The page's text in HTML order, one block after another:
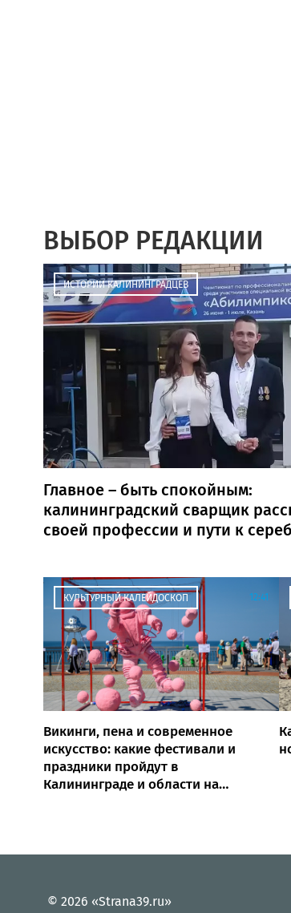
ВЫБОР РЕДАКЦИИ
ИСТОРИИ КАЛИНИНГРАДЦЕВ
Главное – быть спокойным:
калининградский сварщик
своей профессии и пути к
КУЛЬТУРНЫЙ КАЛЕЙДОСКОП 12:41
Викинги, пена и современное
искусство: какие фестивали и
праздники пройдут в
Калининграде и области на
© 2026 «Strana39.ru»